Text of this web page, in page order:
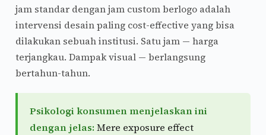
jam standar dengan jam custom berlogo adalah
intervensi desain paling cost-effective yang bisa
dilakukan sebuah institusi. Satu jam — harga
terjangkau. Dampak visual — berlangsung
bertahun-tahun.
Psikologi konsumen menjelaskan ini
dengan jelas: Mere exposure effect